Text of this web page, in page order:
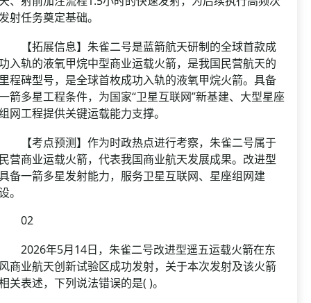
射任务奠定基础。
拓展信息】朱雀二号是蓝箭航天研制的全球首款成
入轨的液氧甲烷中型商业运载火箭，是我国民营航天的
程碑型号，是全球首枚成功入轨的液氧甲烷火箭。具备
箭多星工程条件，为国家“卫星互联网”新基建、大型星座
网工程提供关键运载能力支撑。
考点预测】作为时政热点进行考察，朱雀二号属于
营商业运载火箭，代表我国商业航天发展成果。改进型
备一箭多星发射能力，服务卫星互联网、星座组网建
。
年5月14日，朱雀二号改进型遥五运载火箭在东
商业航天创新试验区成功发射，关于本次发射及该火箭
关表述，下列说法错误的是( )。